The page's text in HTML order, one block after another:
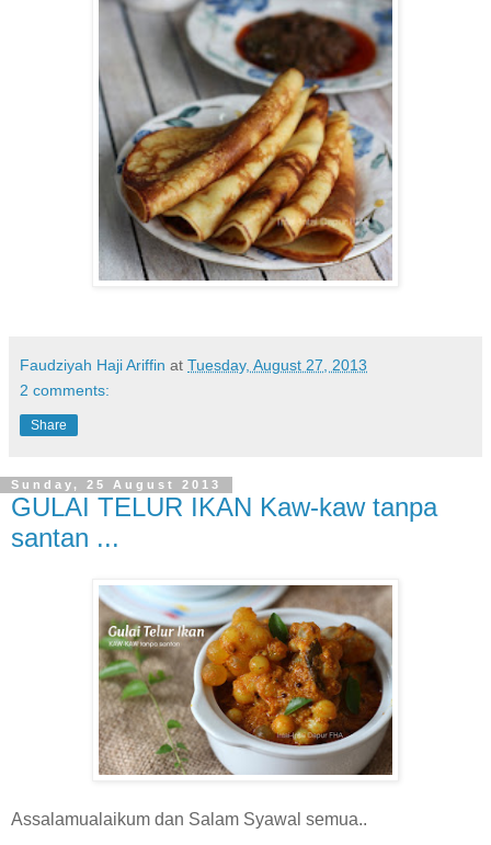
Faudziyah Haji Ariffin at Tuesday, August 27, 2013
2 comments:
Share
Sunday, 25 August 2013
GULAI TELUR IKAN Kaw-kaw tanpa
santan ...
Assalamualaikum dan Salam Syawal semua..